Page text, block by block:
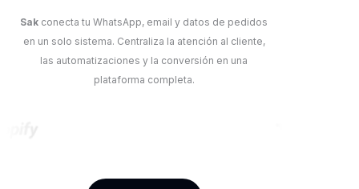
Sak conecta tu WhatsApp, email y datos de pedidos
en un solo sistema. Centraliza la atención al cliente,
las automatizaciones y la conversión en una
plataforma completa.